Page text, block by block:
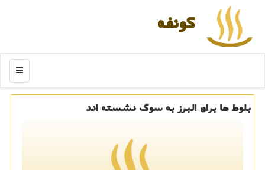
كونفه
منو
بلوط ها برای البرز به سوگ نشسته اند